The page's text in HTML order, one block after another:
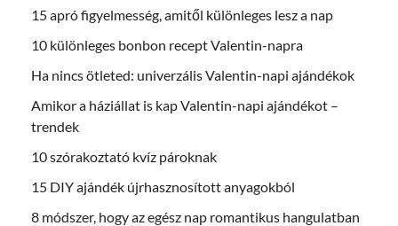
15 apró figyelmesség, amitől különleges lesz a nap
10 különleges bonbon recept Valentin-napra
Ha nincs ötleted: univerzális Valentin-napi ajándékok
Amikor a háziállat is kap Valentin-napi ajándékot –
trendek
10 szórakoztató kvíz pároknak
15 DIY ajándék újrhasznosított anyagokból
8 módszer, hogy az egész nap romantikus hangulatban